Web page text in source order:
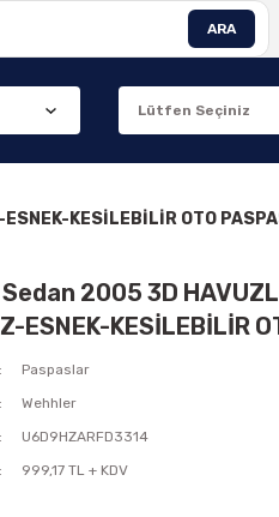
ARA
KESİLEBİLİR OTO
2005 3D
ESNEK-KESİLEBİLİR
Paspaslar
Wehhler
U6D9HZARFD3314
999,17 TL + KDV